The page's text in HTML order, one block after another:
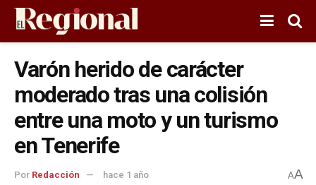
Varón herido de carácter
moderado tras una colisión
entre una moto y un turismo
en Tenerife
Por Redacción hace 1 año AA